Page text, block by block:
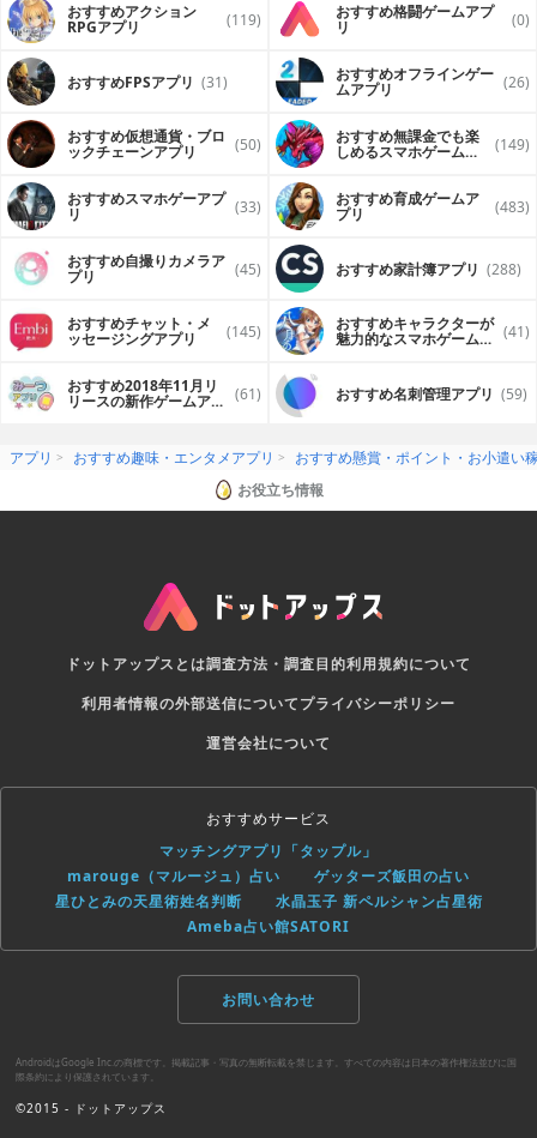
おすすめアクション
RPGアプリ (119) おすすめ格闘ゲームアプ
リ (0)
おすすめFPSアプリ (31) おすすめオフラインゲー
ムアプリ (26)
おすすめ仮想通貨・ブロ
ックチェーンアプリ (50) おすすめ無課金でも楽
しめるスマホゲームア (149)
おすすめスマホゲーアプ
リ (33) おすすめ育成ゲームア
プリ (483)
おすすめ自撮りカメラア
プリ (45) おすすめ家計簿アプリ (288)
おすすめチャット・メ
ッセージングアプリ (145) おすすめキャラクターが
魅力的なスマホゲームア (41)
おすすめ2018年11月リ
リースの新作ゲームアプ (61) おすすめ名刺管理アプリ (59)
アプリ おすすめ趣味・エンタメアプリ
おすすめ懸賞・ポイント・お小遣い
お役立ち情報
ドットアップスとは調査方法・調査目的利用規約について
利用者情報の外部送信についてプライバシーポリシー
運営会社について
おすすめサービス
マッチングアプリ「タップル」
marouge（マルージュ）占い
ゲッターズ飯田の占い
星ひとみの天星術姓名判断
水晶玉子 新ペルシャン占星術
Ameba占い館SATORI
お問い合わせ
AndroidはGoogle Inc.の商標です。掲載記事・写真の無断転載を禁じます。すべての内容は日本の著作権法並びに国
際条約により保護されています。
©2015 - ドットアップス